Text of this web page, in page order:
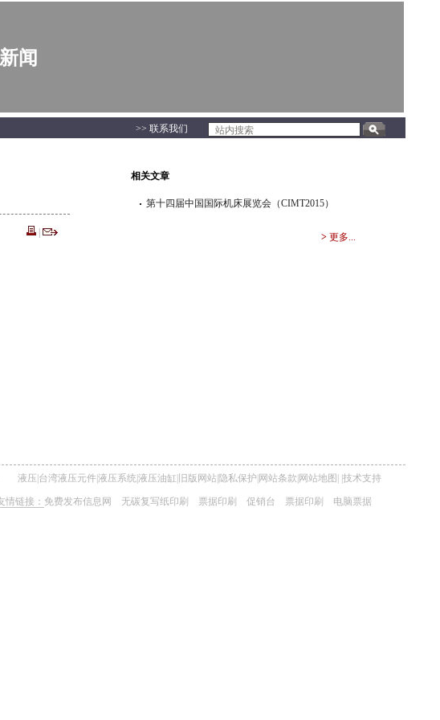
新闻
>> 联系我们
|
相关文章
第十四届中国国际机床展览会（CIMT2015）
> 更多...
液压 台湾液压元件液压系统液压油缸 旧版网站 隐私保护 网站条款 网站地图 技术支持
情链接： 免费发布信息网 无碳复写纸印刷 票据印刷 促销台 票据印刷 电脑票据